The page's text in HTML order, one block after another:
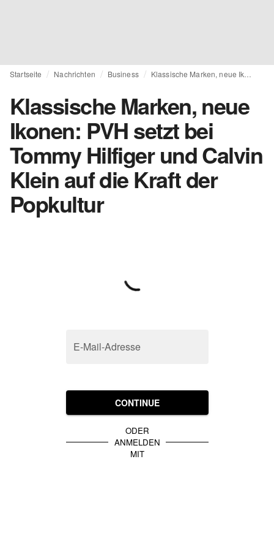
Startseite Nachrichten Business
Klassische Marken, neue
Ikonen: PVH setzt bei
Tommy Hilfiger und Calvin
Klein auf die Kraft der
Popkultur
E-Mail-Adresse
CONTINUE
ODER
ANMELDEN
MIT